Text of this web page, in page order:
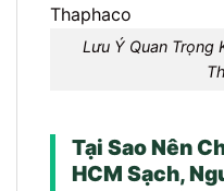
Lưu Ý Quan Trọng
Tại Sao Nên
HCM Sạch,